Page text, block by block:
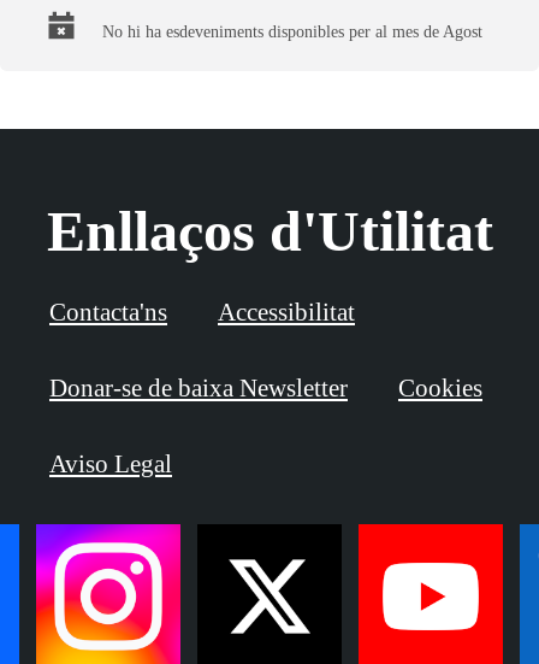
No hi ha esdeveniments disponibles per al mes de Agost
Enllaços d'Utilitat
Contacta'ns Accessibilitat
Donar-se de baixa Newsletter Cookies
Aviso Legal